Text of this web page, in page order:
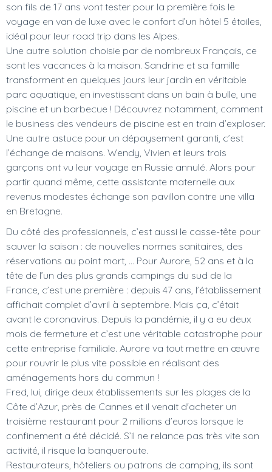
son fils de 17 ans vont tester pour la première fois le
voyage en van de luxe avec le confort d’un hôtel 5 étoiles,
idéal pour leur road trip dans les Alpes.
Une autre solution choisie par de nombreux Français, ce
sont les vacances à la maison. Sandrine et sa famille
transforment en quelques jours leur jardin en véritable
parc aquatique, en investissant dans un bain à bulle, une
piscine et un barbecue ! Découvrez notamment, comment
le business des vendeurs de piscine est en train d’exploser.
Une autre astuce pour un dépaysement garanti, c’est
l’échange de maisons. Wendy, Vivien et leurs trois
garçons ont vu leur voyage en Russie annulé. Alors pour
partir quand même, cette assistante maternelle aux
revenus modestes échange son pavillon contre une villa
en Bretagne.
Du côté des professionnels, c’est aussi le casse-tête pour
sauver la saison : de nouvelles normes sanitaires, des
réservations au point mort, … Pour Aurore, 52 ans et à la
tête de l’un des plus grands campings du sud de la
France, c’est une première : depuis 47 ans, l’établissement
affichait complet d’avril à septembre. Mais ça, c’était
avant le coronavirus. Depuis la pandémie, il y a eu deux
mois de fermeture et c’est une véritable catastrophe pour
cette entreprise familiale. Aurore va tout mettre en œuvre
pour rouvrir le plus vite possible en réalisant des
aménagements hors du commun !
Fred, lui, dirige deux établissements sur les plages de la
Côte d’Azur, près de Cannes et il venait d'acheter un
troisième restaurant pour 2 millions d’euros lorsque le
confinement a été décidé. S’il ne relance pas très vite son
activité, il risque la banqueroute.
Restaurateurs, hôteliers ou patrons de camping, ils sont